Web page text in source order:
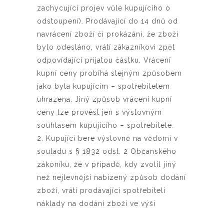
zachycující projev vůle kupujícího o
odstoupení). Prodávající do 14 dnů od
navrácení zboží či prokázání, že zboží
bylo odesláno, vrátí zákazníkovi zpět
odpovídající přijatou částku. Vrácení
kupní ceny probíhá stejným způsobem
jako byla kupujícím – spotřebitelem
uhrazena. Jiný způsob vrácení kupní
ceny lze provést jen s výslovným
souhlasem kupujícího – spotřebitele.
2. Kupující bere výslovně na vědomí v
souladu s § 1832 odst. 2 Občanského
zákoníku, že v případě, kdy zvolil jiný
než nejlevnější nabízený způsob dodání
zboží, vrátí prodávající spotřebiteli
náklady na dodání zboží ve výši